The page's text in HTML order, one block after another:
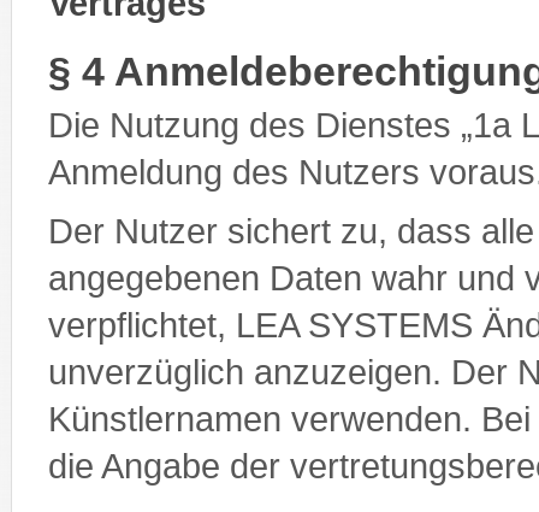
§ 4
Die Nutzung des Dienstes „1a
Anmeldung des Nutzers
Der Nutzer sichert zu, dass
angegebenen Daten wahr und
verpflichtet, LEA SYSTEMS
unverzüglich anzuzeigen. Der
Künstlernamen verwenden.
die Angabe der